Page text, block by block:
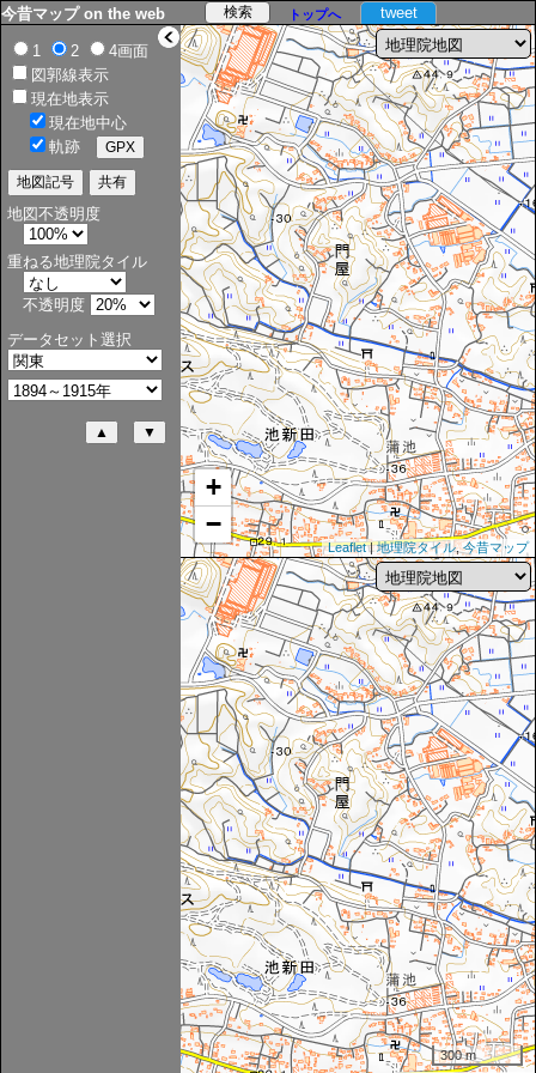
> tweet
今昔マップ on the web トップへ
+
−
Leaflet|地理院タイル,今昔マップ
300 m
1 2
4画面
図郭線表示
現在地表示
現在地中心
軌跡
地図不透明度
重ねる地理院タイル
不透明度
データセット選択